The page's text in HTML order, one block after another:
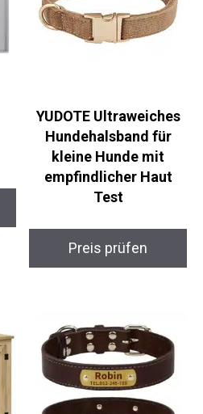
YUDOTE Ultraweiches
Hundehalsband für
kleine Hunde mit
empfindlicher Haut
Test
Preis prüfen